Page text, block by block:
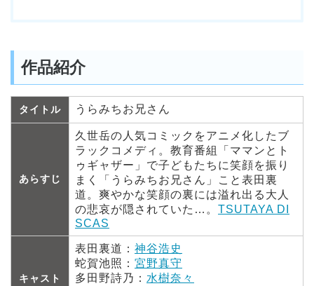
作品紹介
タイトル うらみちお兄さん
あらすじ
久世岳の人気コミックをアニメ化したブ
ラックコメディ。教育番組「ママンとト
ゥギャザー」で子どもたちに笑顔を振り
まく「うらみちお兄さん」こと表田裏
道。爽やかな笑顔の裏には溢れ出る大人
の悲哀が隠されていた…。 TSUTAYA DI
SCAS
キャスト
表田裏道： 神谷浩史
蛇賀池照： 宮野真守
多田野詩乃： 水樹奈々